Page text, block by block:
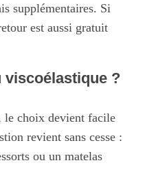
supplémentaires. Si
est aussi gratuit
viscoélastique ?
le choix devient facile
revient sans cesse :
ou un matelas